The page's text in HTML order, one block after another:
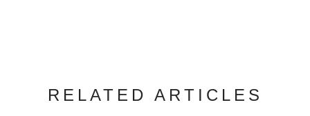
RELATED ARTICLES